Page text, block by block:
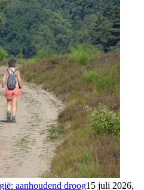
aanhoudend droog15 juli 2026,